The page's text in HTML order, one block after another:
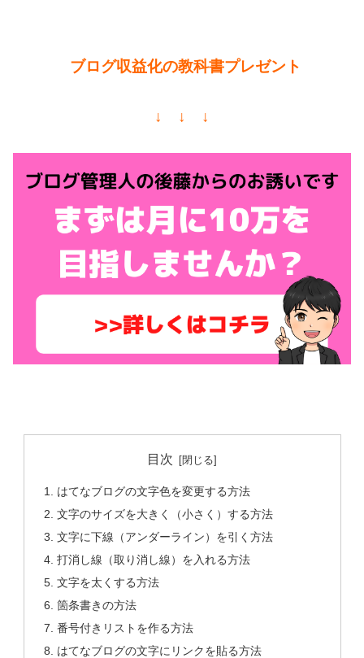
ブログ収益化の教科書プレゼント
↓ ↓ ↓
目次
はてなブログの文字色を変更する方法
文字のサイズを大きく（小さく）する方法
文字に下線（アンダーライン）を引く方法
打消し線（取り消し線）を入れる方法
文字を太くする方法
箇条書きの方法
番号付きリストを作る方法
はてなブログの文字にリンクを貼る方法